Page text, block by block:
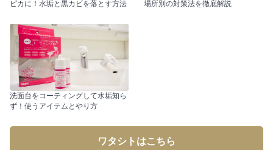
ピカに！水垢と黒カビを落とす方法
場所別の対策法を徹底解説
洗面台をコーティングして水垢知ら
ず！使うアイテムとやり方
ワタシトはこちら